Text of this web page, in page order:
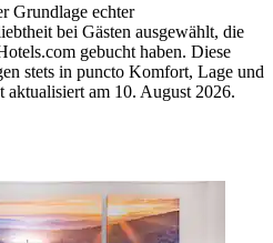
Grundlage echter
bei Gästen ausgewählt, die
gebucht haben. Diese
stets in puncto Komfort, Lage und
aktualisiert am 10. August 2026.